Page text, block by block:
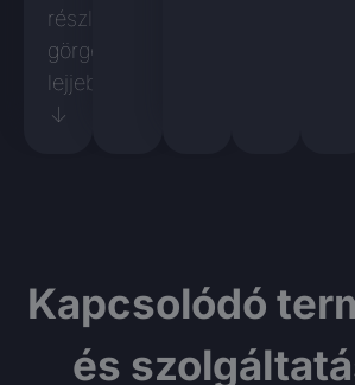
részletekért
görgessen
lejjebb
↓
Kapcsolódó
és